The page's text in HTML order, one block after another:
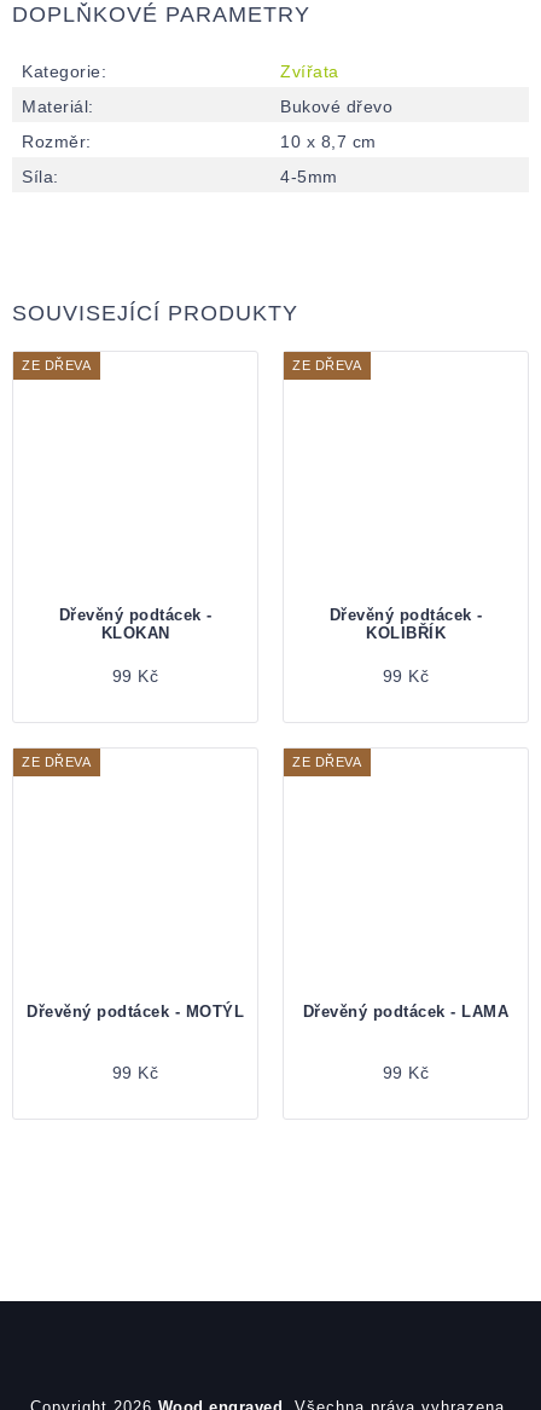
DOPLŇKOVÉ PARAMETRY
Kategorie:
Zvířata
Materiál:
Bukové dřevo
Rozměr:
10 x 8,7 cm
Síla: 4-5mm
SOUVISEJÍCÍ PRODUKTY
ZE DŘEVA
Dřevěný podtácek -
KLOKAN
99 Kč
ZE DŘEVA
Dřevěný podtácek -
KOLIBŘÍK
99 Kč
ZE DŘEVA
Dřevěný podtácek - MOTÝL
99 Kč
ZE DŘEVA
Dřevěný podtácek - LAMA
99 Kč